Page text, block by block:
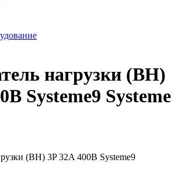
нагрузки (ВН)
Systeme9 Systeme